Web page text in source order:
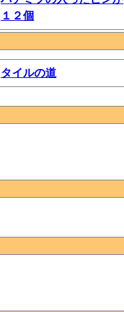
１２個
タイルの道